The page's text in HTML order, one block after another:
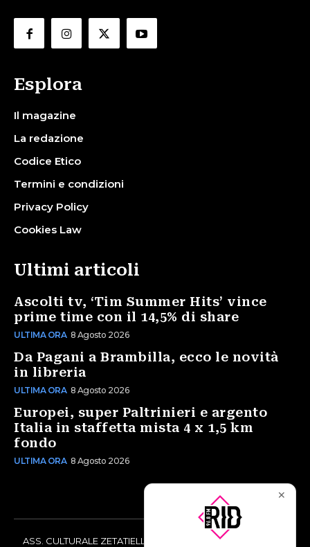
Esplora
Il magazine
La redazione
Codice Etico
Termini e condizioni
Privacy Policy
Cookies Law
Ultimi articoli
Ascolti tv, ‘Tim Summer Hits’ vince
prime time con il 14,5% di share
ULTIMA ORA 8 Agosto 2026
Da Pagani a Brambilla, ecco le novità
in libreria
ULTIMA ORA 8 Agosto 2026
Europei, super Paltrinieri e argento
Italia in staffetta mista 4 x 1,5 km
fondo
ULTIMA ORA 8 Agosto 2026
ASS. CULTURALE ZETATIELLE OFF via Vittorio Amedeo II, 21 -
✕